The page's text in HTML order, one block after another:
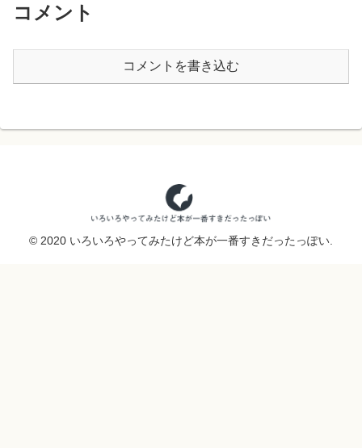
コメント
コメントを書き込む
© 2020 いろいろやってみたけど本が一番すきだったっぽい.